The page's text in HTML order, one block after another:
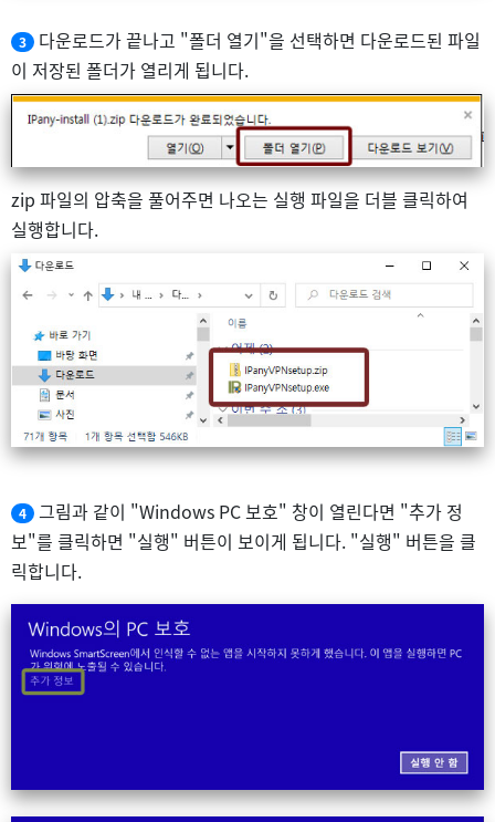
3
다운로드가 끝나고 "폴더 열기"을 선택하면 다운로드된 파일
이 저장된 폴더가 열리게 됩니다.
zip 파일의 압축을 풀어주면 나오는 실행 파일을 더블 클릭하여
실행합니다.
4
그림과 같이 "Windows PC 보호" 창이 열린다면 "추가 정
보"를 클릭하면 "실행" 버튼이 보이게 됩니다. "실행" 버튼을 클
릭합니다.